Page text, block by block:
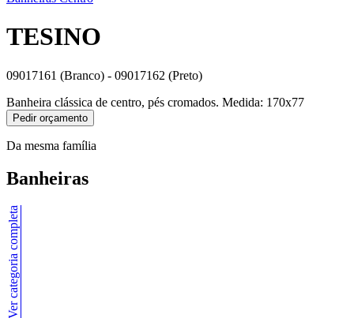
TESINO
09017161 (Branco) - 09017162 (Preto)
Banheira clássica de centro, pés cromados. Medida: 170x77
Pedir orçamento
Da mesma família
Banheiras
Ver categoria completa